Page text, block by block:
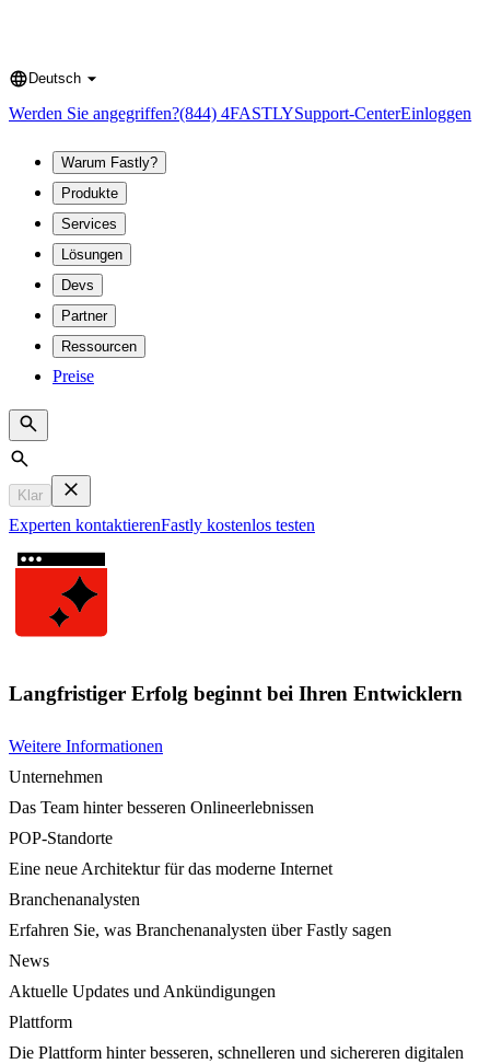
Language
Deutsch
Werden Sie angegriffen?(844) 4FASTLYSupport-CenterEinloggen
Warum Fastly?
Produkte
Services
Lösungen
Devs
Partner
Ressourcen
Preise
Search
Klar
Experten kontaktierenFastly kostenlos testen
Langfristiger Erfolg beginnt bei Ihren Entwicklern
Weitere Informationen
Unternehmen
Das Team hinter besseren Onlineerlebnissen
POP-Standorte
Eine neue Architektur für das moderne Internet
Branchenanalysten
Erfahren Sie, was Branchenanalysten über Fastly sagen
News
Aktuelle Updates und Ankündigungen
Plattform
Die Plattform hinter besseren, schnelleren und sichereren digitalen